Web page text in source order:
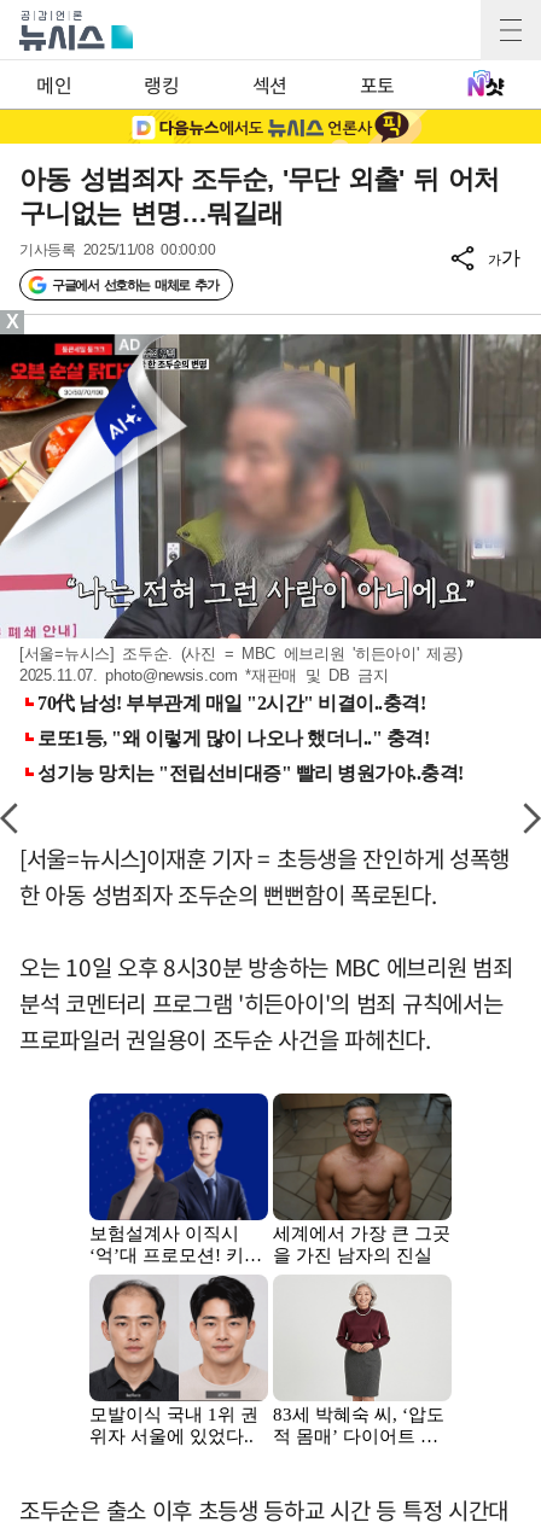
메인 랭킹 섹션 포토
아동 성범죄자 조두순, '무단 외출' 뒤 어처
구니없는 변명…뭐길래
기사등록 2025/11/08 00:00:00
구글에서 선호하는 매체로 추가
가가
[서울=뉴시스] 조두순. (사진 = MBC 에브리원 '히든아이' 제공)
2025.11.07.photo@newsis.com *재판매 및 DB 금지
[서울=뉴시스]이재훈 기자 = 초등생을 잔인하게 성폭행
한 아동 성범죄자 조두순의 뻔뻔함이 폭로된다.
오는 10일 오후 8시30분 방송하는 MBC 에브리원 범죄
분석 코멘터리 프로그램 '히든아이'의 범죄 규칙에서는
프로파일러 권일용이 조두순 사건을 파헤친다.
조두순은 출소 이후 초등생 등하교 시간 등 특정 시간대
X